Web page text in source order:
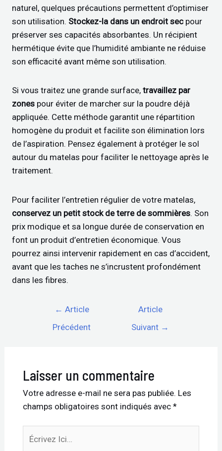
naturel, quelques précautions permettent d’optimiser
son utilisation. Stockez-la dans un endroit secpour
préserver ses capacités absorbantes. Un récipient
hermétique évite que l’humidité ambiante ne réduise
son efficacité avant même son utilisation.
Si vous traitez une grande surface,travaillez par
zones pour éviter de marcher sur la poudre déjà
appliquée. Cette méthode garantit une répartition
homogène du produit et facilite son élimination lors
de l’aspiration. Pensez également à protéger le sol
autour du matelas pour faciliter le nettoyage après le
traitement.
Pour faciliter l’entretien régulier de votre matelas,
conservez un petit stock de terre de sommières. Son
prix modique et sa longue durée de conservation en
font un produit d’entretien économique. Vous
pourrez ainsi intervenir rapidement en cas d’accident,
avant que les taches ne s’incrustent profondément
dans les fibres.
← Article
Précédent
Article
Suivant →
Laisser un commentaire
Votre adresse e-mail ne sera pas publiée. Les
champs obligatoires sont indiqués avec *
Ici…